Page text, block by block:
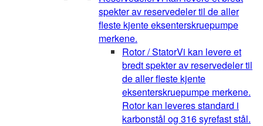
spekter av reservedeler til de aller
fleste kjente eksenterskruepumpe
merkene.
Rotor / StatorVi kan levere et
bredt spekter av reservedeler til
de aller fleste kjente
eksenterskruepumpe merkene.
Rotor kan leveres standard i
karbonstål og 316 syrefast stål.